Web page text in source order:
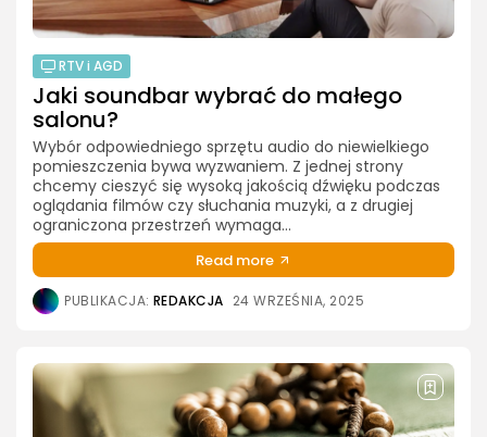
RTV i AGD
Jaki soundbar wybrać do małego
salonu?
Wybór odpowiedniego sprzętu audio do niewielkiego
pomieszczenia bywa wyzwaniem. Z jednej strony
chcemy cieszyć się wysoką jakością dźwięku podczas
oglądania filmów czy słuchania muzyki, a z drugiej
ograniczona przestrzeń wymaga...
Read more
PUBLIKACJA: REDAKCJA 24 WRZEŚNIA, 2025